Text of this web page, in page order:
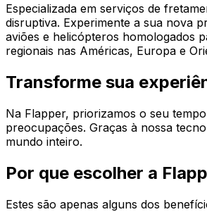
Especializada em serviços de
disruptiva. Experimente a sua nova
aviões e helicópteros homologados
regionais nas Américas, Europa e
Transforme sua
Na Flapper, priorizamos o seu
preocupações. Graças à nossa
mundo inteiro.
Por que escolher a
Estes são apenas alguns dos